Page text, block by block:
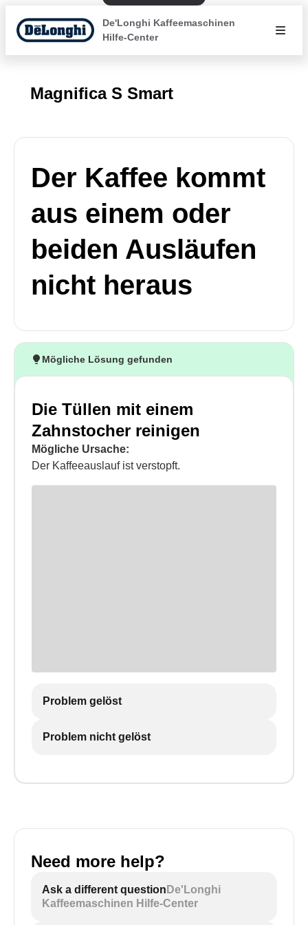
De'Longhi Kaffeemaschinen
Hilfe-Center
Magnifica S Smart
Der Kaffee kommt
aus einem oder
beiden Ausläufen
nicht heraus
Mögliche Lösung gefunden
Die Tüllen mit einem
Zahnstocher reinigen
Mögliche Ursache:
Der Kaffeeauslauf ist verstopft.
Problem gelöst
Problem nicht gelöst
Need more help?
Ask a different question De'Longhi
Kaffeemaschinen Hilfe-Center